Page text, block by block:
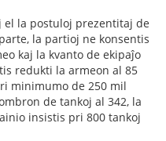
el la postuloj prezentitaj de
la partioj ne konsentis
kaj la kvanto de ekipaĵo
redukti la armeon al 85
minimumo de 250 mil
de tankoj al 342, la
insistis pri 800 tankoj